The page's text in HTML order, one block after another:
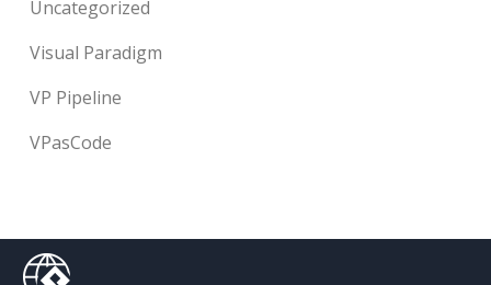
Uncategorized
Visual Paradigm
VP Pipeline
VPasCode